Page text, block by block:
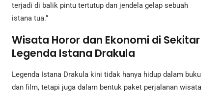
terjadi di balik pintu tertutup dan jendela gelap sebuah
istana tua.”
Wisata Horor dan Ekonomi di Sekitar
Legenda Istana Drakula
Legenda Istana Drakula kini tidak hanya hidup dalam buku
dan film, tetapi juga dalam bentuk paket perjalanan wisata